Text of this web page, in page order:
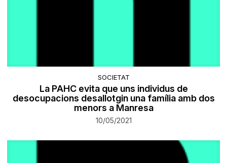
SOCIETAT
La PAHC evita que uns individus de
desocupacions desallotgin una família amb dos
menors a Manresa
10/05/2021